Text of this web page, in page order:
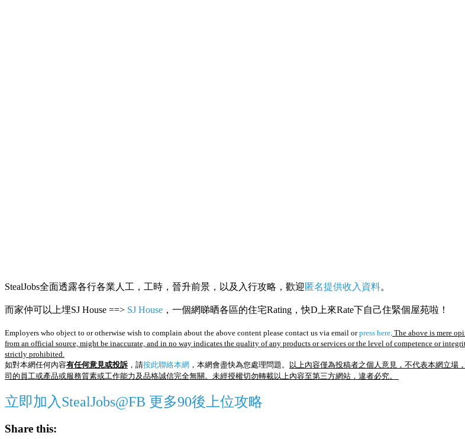
StealJobs全面透露各行各業人工，工時，晉升前景，以及入行攻略，歡迎 匿名提供收入資料。
而家仲可以上埋SJ House ==> SJ House ，一個網睇晒各區的住宅Rating，快D上來Rate下自己住緊個屋苑啦！
Employers who object to or otherwise wish to complain about the above content please contact us via email orpress here. The above is mere
from an official source, might be inaccurate, and in no way indicates the quality of any products or services or the level of competence or
strictly prohibited.
如對本網任何內容有任何意見或投訴 ，請按此聯絡本網 ，本網會盡快為您處理問題。
以上內容僅為投稿者之個人意見，不代表本網立場
司的員工或產品或服務質素或工作能力及品格誠信完全無關。未經授權切勿轉載以上內容至第三方網站，違者必究。
立即加入StealJobs@FB 更多90後上位攻略
Share this: